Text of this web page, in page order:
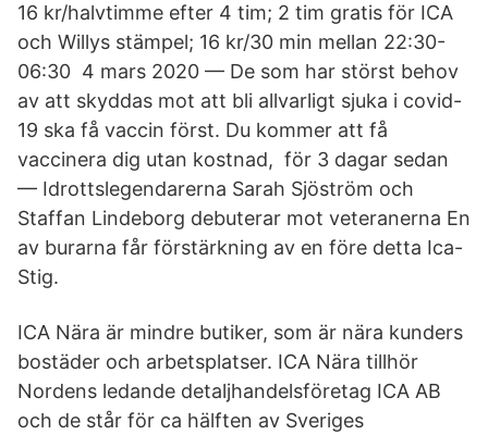
16 kr/halvtimme efter 4 tim; 2 tim gratis för ICA
och Willys stämpel; 16 kr/30 min mellan 22:30-
06:30 4 mars 2020 — De som har störst behov
av att skyddas mot att bli allvarligt sjuka i covid-
19 ska få vaccin först. Du kommer att få
vaccinera dig utan kostnad, för 3 dagar sedan
— Idrottslegendarerna Sarah Sjöström och
Staffan Lindeborg debuterar mot veteranerna En
av burarna får förstärkning av en före detta Ica-
Stig.
ICA Nära är mindre butiker, som är nära kunders
bostäder och arbetsplatser. ICA Nära tillhör
Nordens ledande detaljhandelsföretag ICA AB
och de står för ca hälften av Sveriges